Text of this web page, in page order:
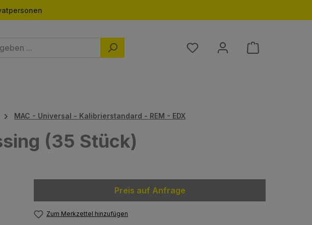
Du hast 0 Produkte auf dem
MAC - Universal - Kalibrierstandard - REM - EDX
(35 Stück)
Preis auf Anfrage
Zum Merkzettel hinzufügen